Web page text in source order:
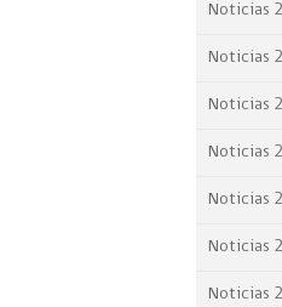
Noticias
Noticias
Noticias
Noticias
Noticias
Noticias
Noticias